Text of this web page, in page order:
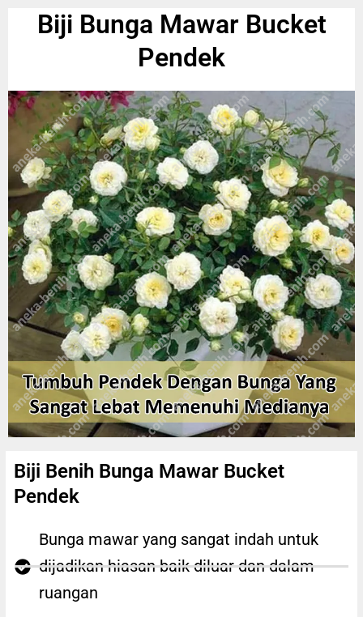
Biji Bunga Mawar Bucket
Pendek
Biji Benih Bunga Mawar Bucket
Pendek
Bunga mawar yang sangat indah untuk
dijadikan hiasan baik diluar dan dalam
ruangan